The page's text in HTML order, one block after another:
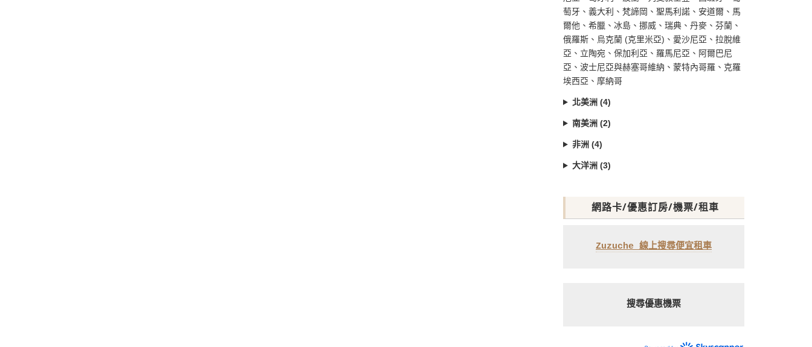
萄牙、義大利、梵諦岡、聖馬利諾、安道爾、馬
爾他、希臘、冰島、挪威、瑞典、丹麥、芬蘭、
俄羅斯、烏克蘭 (克里米亞)、愛沙尼亞、拉脫維
亞、立陶宛、保加利亞、羅馬尼亞、阿爾巴尼
亞、波士尼亞與赫塞哥維納、蒙特內哥羅、克羅
埃西亞、摩納哥
北美洲 (4)
南美洲 (2)
非洲 (4)
大洋洲 (3)
網路卡/優惠訂房/機票/租車
Zuzuche 線上搜尋便宜租車
搜尋優惠機票